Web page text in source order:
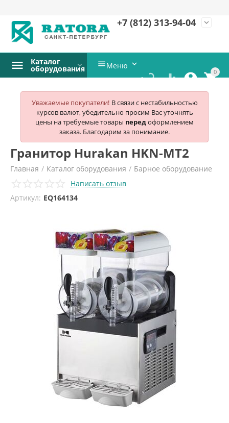
+7 (812) 313-94-04 expand_more
0


 
Каталог
оборудования Меню 
Уважаемые покупатели! В связи с нестабильностью
курсов валют, убедительно просим Вас уточнять
цены на требуемые товары передоформлением
заказа. Благодарим за понимание.
Гранитор Hurakan HKN-MT2
Главная / Каталог оборудования / Барное оборудование
Hurakan /
Написать отзыв
Артикул: EQ164134